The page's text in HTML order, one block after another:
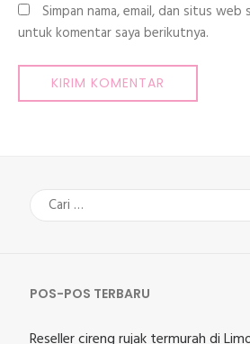
Simpan nama, email, dan situs web
untuk komentar saya berikutnya.
Cari
untuk:
POS-POS TERBARU
Reseller cireng rujak termurah di